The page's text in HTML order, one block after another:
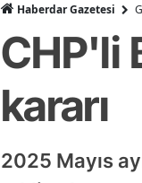
Haberdar Gazetesi
CHP'li
kararı
2025 Mayıs